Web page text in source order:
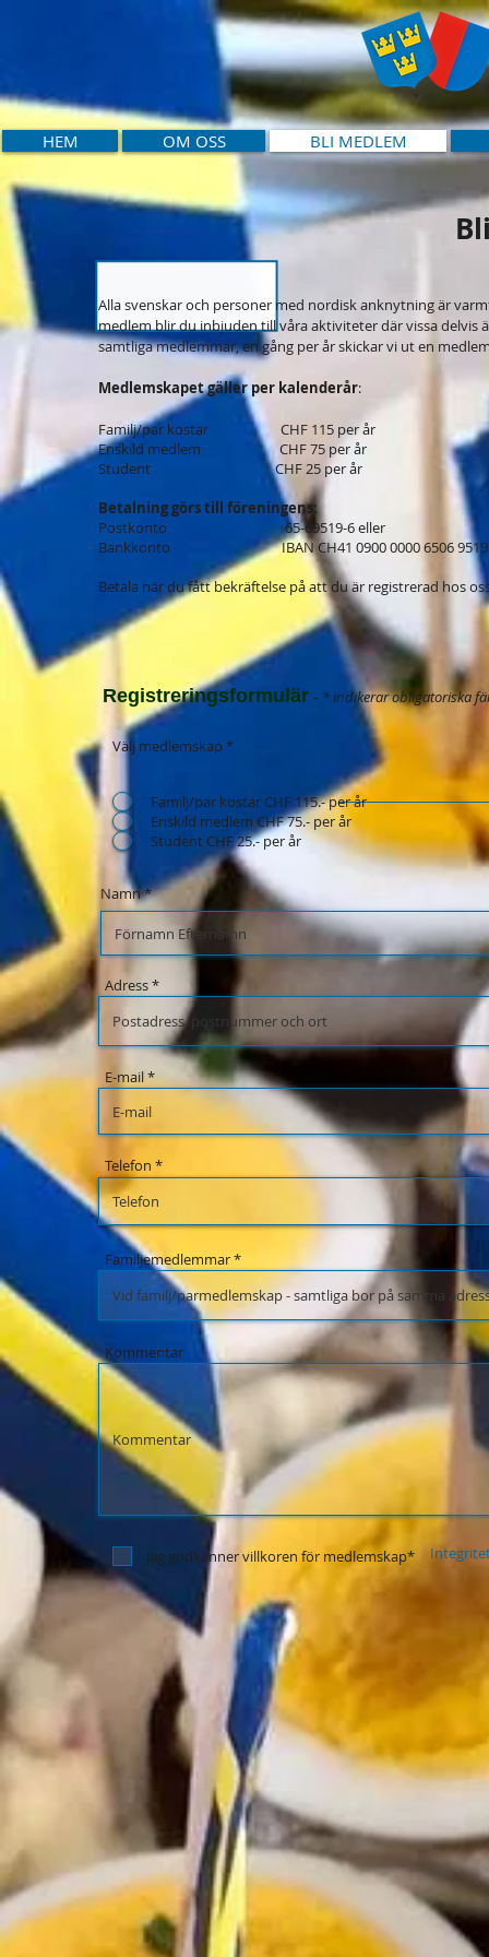
HEM OM OSS BLI MEDLEM
Registreringsformulär - * indikerar obligatoriska
Välj medlemskap *
Familj/par kostar CHF 115.- per år
Enskild medlem CHF 75.- per år
Student CHF 25.- per år
Namn *
Adress *
E-mail *
Telefon *
Familjemedlemmar*
Kommentar
Jag godkänner villkoren för medlemskap*
Alla svenskar och personer med nordisk anknytning är
medlem blir du inbjuden till våra aktiviteter där vissa
samtliga medlemmar, en gång per år skickar vi ut en
Medlemskapet gäller per kalenderår:
Familj/par kostar CHF 115 per år
Enskild medlem CHF 75 per år
Student CHF 25 per år
Betalning görs till föreningens:
Postkonto 65-69519-6 eller
Bankkonto IBAN CH41 0900 0000 6506 9519
Betala när du fått bekräftelse på att du är registrerad hos